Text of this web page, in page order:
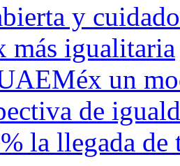
y
más igualitaria
un
de
la llegada de